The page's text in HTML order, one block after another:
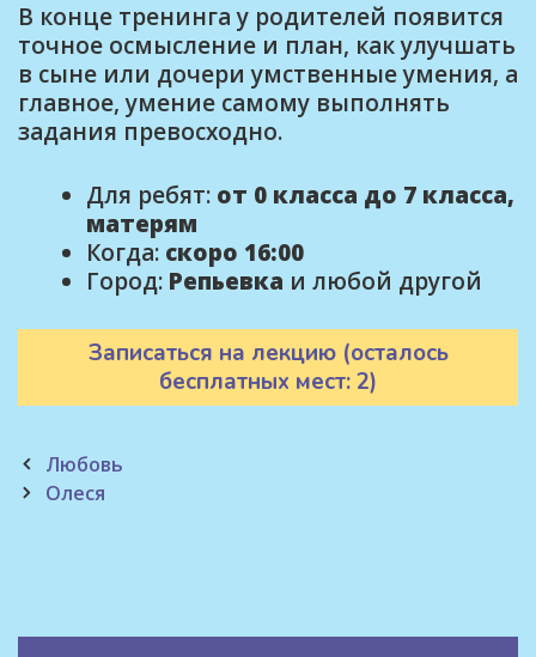
В конце тренинга у родителей появится
точное осмысление и план, как улучшать
в сыне или дочери умственные умения, а
главное, умение самому выполнять
задания превосходно.
Для ребят: от 0 класса до 7 класса,
матерям
Когда: скоро 16:00
Город: Репьевка и любой другой
Записаться на лекцию (осталось
бесплатных мест: 2)
Post
navigation
Любовь
Олеся